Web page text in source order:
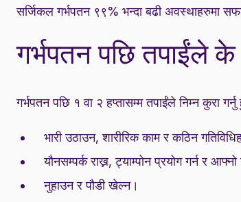
सर्जिकल गर्भपतन ९९% भन्दा बढी अवस्थाहरुमा
गर्भपतन पछि तपाईंले के
गर्भपतन पछि १ वा २ हप्तासम्म तपाईंले निम्न कुरा
भारी उठाउन, शारीरिक काम र कठिन
यौनसम्पर्क राख्न, ट्याम्पोन प्रयोग गर्न र
नुहाउन र पौडी खेल्न।